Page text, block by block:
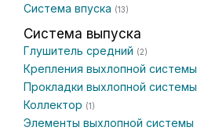
Система впуска (13)
Система выпуска
Глушитель средний (2)
Крепления выхлопной системы
Прокладки выхлопной системы
Коллектор (1)
Элементы выхлопной системы